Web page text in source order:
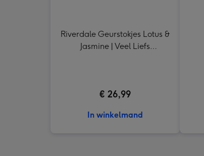
Riverdale Geurstokjes Lotus &
Jasmine | Veel Liefs
€ 26,99
In winkelmand